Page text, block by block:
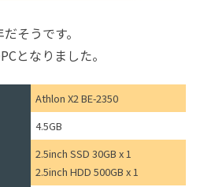
そうです。
となりました。
Athlon X2 BE-2350
4.5GB
2.5inch SSD 30GB x 1
2.5inch HDD 500GB x 1